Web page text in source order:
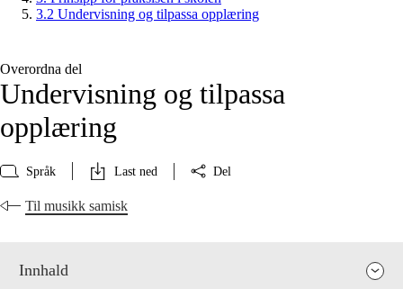
3.2 Undervisning og tilpassa opplæring
Overordna del
Undervisning og tilpassa
opplæring
Språk Last ned Del
Til musikk samisk
Innhald